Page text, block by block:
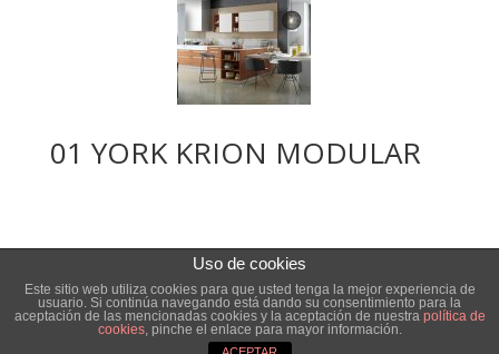
01 YORK KRION MODULAR
IDILIK COCINAS © 2017
Uso de cookies
Este sitio web utiliza cookies para que usted tenga la mejor experiencia de
usuario. Si continúa navegando está dando su consentimiento para la
aceptación de las mencionadas cookies y la aceptación de nuestra política de
cookies, pinche el enlace para mayor información.